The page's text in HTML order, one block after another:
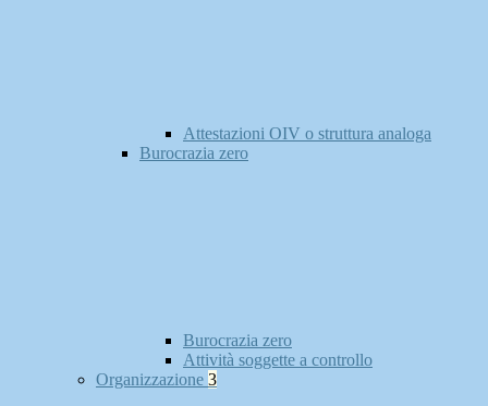
Attestazioni OIV o struttura analoga
Burocrazia zero
Burocrazia zero
Attività soggette a controllo
Organizzazione 3